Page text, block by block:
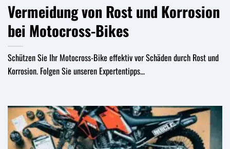
Vermeidung von Rost und Korrosion
bei Motocross-Bikes
Schützen Sie Ihr Motocross-Bike effektiv vor Schäden durch Rost und
Korrosion. Folgen Sie unseren Expertentipps...